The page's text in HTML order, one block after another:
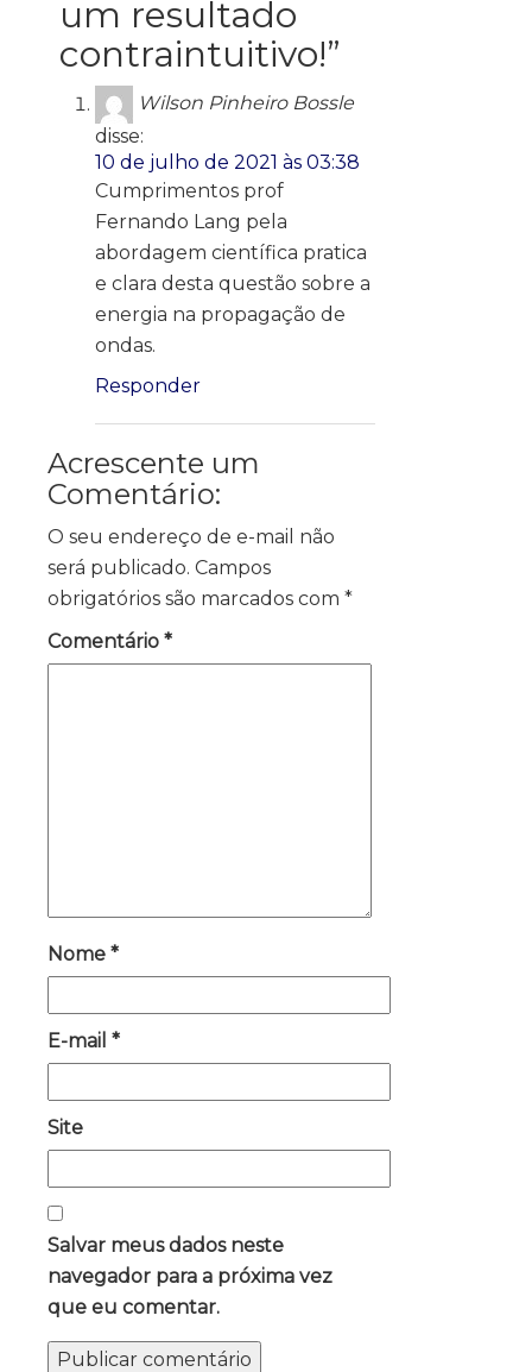
um resultado
contraintuitivo!”
Wilson Pinheiro Bossle
disse:
10 de julho de 2021 às 03:38
Cumprimentos prof
Fernando Lang pela
abordagem científica pratica
e clara desta questão sobre a
energia na propagação de
ondas.
Responder
Acrescente um
Comentário:
O seu endereço de e-mail não
será publicado. Campos
obrigatórios são marcados com *
Comentário *
Nome *
E-mail *
Site
Salvar meus dados neste
navegador para a próxima vez
que eu comentar.